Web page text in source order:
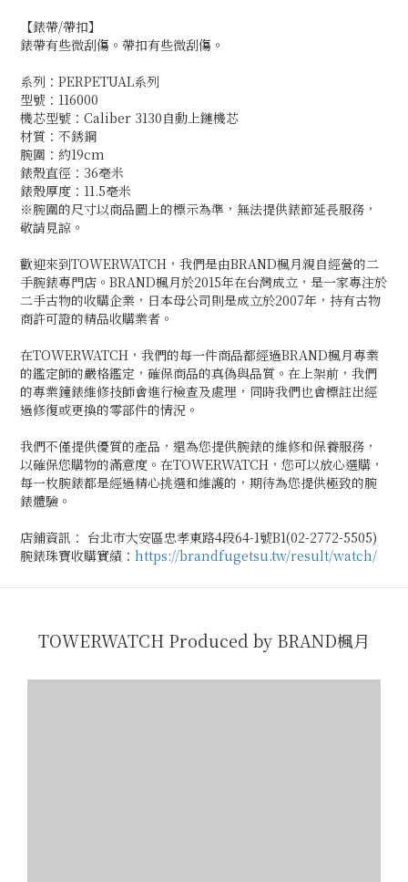
【錶帶/帶扣】
錶帶有些微刮傷。帶扣有些微刮傷。
系列：PERPETUAL系列
型號：116000
機芯型號：Caliber 3130自動上鏈機芯
材質：不銹鋼
腕圍：約19cm
錶殼直徑：36毫米
錶殼厚度：11.5毫米
※腕圍的尺寸以商品圖上的標示為準，無法提供錶節延長服務，
敬請見諒。
歡迎來到TOWERWATCH，我們是由BRAND楓月親自經營的二
手腕錶專門店。BRAND楓月於2015年在台灣成立，是一家專注於
二手古物的收購企業，日本母公司則是成立於2007年，持有古物
商許可證的精品收購業者。
在TOWERWATCH，我們的每一件商品都經過BRAND楓月專業
的鑑定師的嚴格鑑定，確保商品的真偽與品質。在上架前，我們
的專業鐘錶維修技師會進行檢查及處理，同時我們也會標註出經
過修復或更換的零部件的情況。
我們不僅提供優質的產品，還為您提供腕錶的維修和保養服務，
以確保您購物的滿意度。在TOWERWATCH，您可以放心選購，
每一枚腕錶都是經過精心挑選和維護的，期待為您提供極致的腕
錶體驗。
店鋪資訊： 台北市大安區忠孝東路4段64-1號B1(02-2772-5505)
腕錶珠寶收購實績： https://brandfugetsu.tw/result/watch/
TOWERWATCH Produced by BRAND楓月